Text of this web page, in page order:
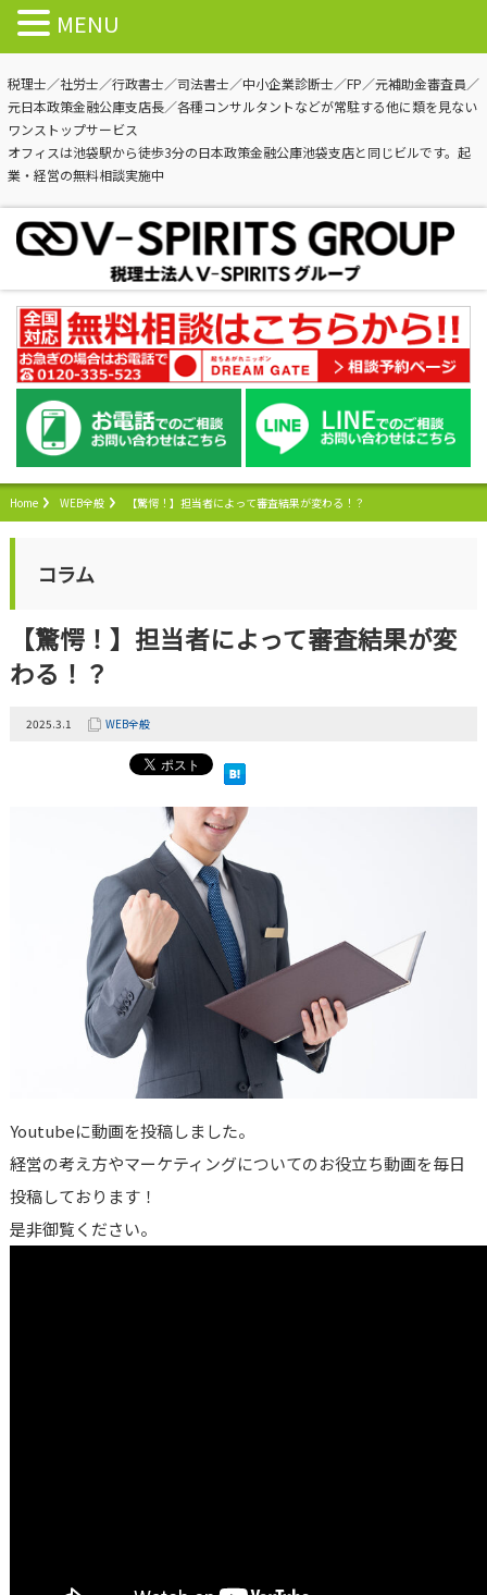
税理士／社労士／行政書士／司法書士／中小企業診断士／FP／元補助金審査員／
元日本政策金融公庫支店長／各種コンサルタントなどが常駐する他に類を見ない
ワンストップサービス
オフィスは池袋駅から徒歩3分の日本政策金融公庫池袋支店と同じビルです。起
業・経営の無料相談実施中
Home WEB全般 【驚愕！】担当者によって審査結果が変わる！？
コラム
【驚愕！】担当者によって審査結果が変
わる！？
2025.3.1 WEB全般
Youtubeに動画を投稿しました。
経営の考え方やマーケティングについてのお役立ち動画を毎日
投稿しております！
是非御覧ください。
MENU